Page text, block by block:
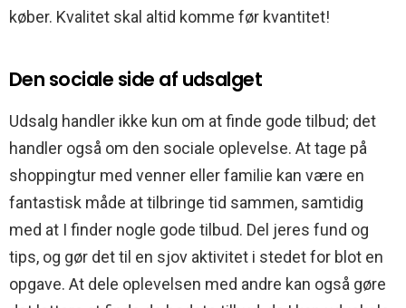
køber. Kvalitet skal altid komme før kvantitet!
Den sociale side af udsalget
Udsalg handler ikke kun om at finde gode tilbud; det
handler også om den sociale oplevelse. At tage på
shoppingtur med venner eller familie kan være en
fantastisk måde at tilbringe tid sammen, samtidig
med at I finder nogle gode tilbud. Del jeres fund og
tips, og gør det til en sjov aktivitet i stedet for blot en
opgave. At dele oplevelsen med andre kan også gøre